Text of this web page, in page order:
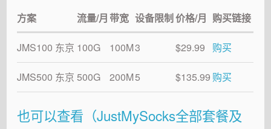
方案 流量/月 带宽 设备限制价格/月 购买链接
JMS100 东京 100G 100M3 $29.99 购买
JMS500 东京 500G 200M5 $135.99 购买
也可以查看（JustMySocks全部套餐及